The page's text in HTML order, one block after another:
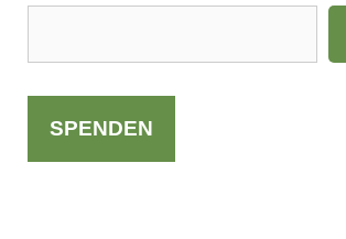
u
c
e
SPENDEN